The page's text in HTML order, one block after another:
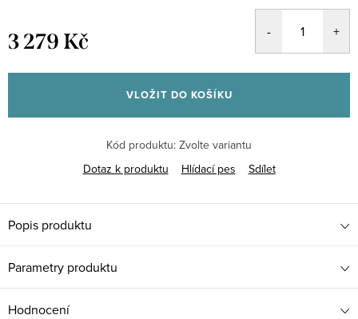
3 279 Kč
cena:
VLOŽIT DO KOŠÍKU
Kód produktu: Zvolte variantu
Dotaz k produktu
Hlídací pes Sdílet
Popis produktu
Parametry produktu
Hodnocení